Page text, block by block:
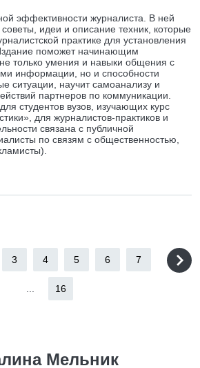
эффективности журналиста. В ней
идеи и описание техник, которые
практике для установления
поможет начинающим
только умения и навыки общения с
информации, но и способности
ситуации, научит самоанализу и
партнеров по коммуникации.
студентов вузов, изучающих курс
для журналистов-практиков и
связана с публичной
по связям с общественностью,
3 4 5 6 7
16
Мельник